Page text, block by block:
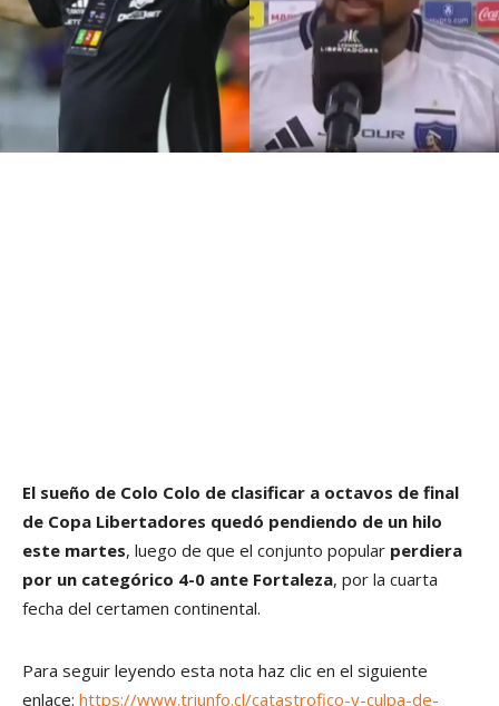
El sueño de Colo Colo de clasificar a octavos de final
de Copa Libertadores quedó pendiendo de un hilo
este martes, luego de que el conjunto popular perdiera
por un categórico 4-0 ante Fortaleza, por la cuarta
fecha del certamen continental.
Para seguir leyendo esta nota haz clic en el siguiente
enlace: https://www.triunfo.cl/catastrofico-y-culpa-de-